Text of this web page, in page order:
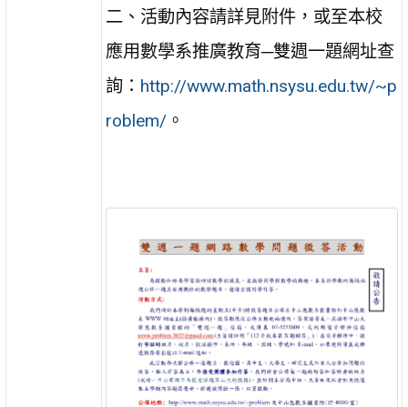
二、活動內容請詳見附件，或至本校
應用數學系推廣教育─雙週一題網址查
詢： http://www.math.nsysu.edu.tw/~p
roblem/ 。